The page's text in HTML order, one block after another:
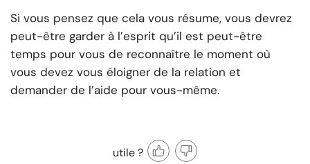
Si vous pensez que cela vous résume, vous devrez
peut-être garder à l’esprit qu’il est peut-être
temps pour vous de reconnaître le moment où
vous devez vous éloigner de la relation et
demander de l’aide pour vous-même.
utile ?